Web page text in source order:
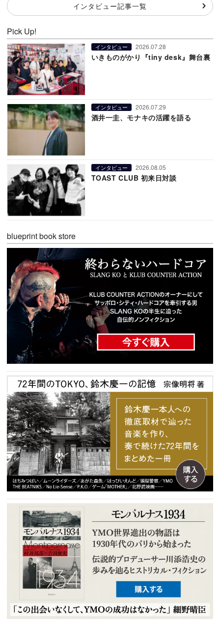
インタビュー記事一覧
Pick Up!
インタビュー 2026.07.28
いきものがかり『tiny desk』舞台裏
インタビュー 2026.07.29
酒井一圭、モナキの活躍を語る
インタビュー 2026.08.05
TOAST CLUB 初来日対談
blueprint book store